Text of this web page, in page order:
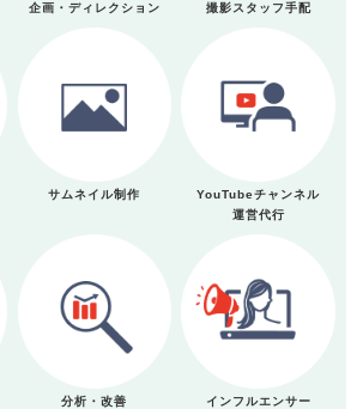
企画・ディレクション 撮影スタッフ手配
サムネイル制作
YouTubeチャンネル
運営代行
分析・改善
インフルエンサー